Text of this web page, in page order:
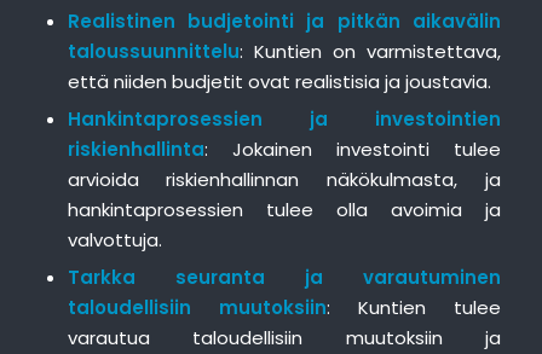
Realistinen budjetointi ja pitkän aikavälin
taloussuunnittelu: Kuntien on varmistettava,
että niiden budjetit ovat realistisia ja joustavia.
Hankintaprosessien ja investointien
riskienhallinta: Jokainen investointi tulee
arvioida riskienhallinnan näkökulmasta, ja
hankintaprosessien tulee olla avoimia ja
valvottuja.
Tarkka seuranta ja varautuminen
taloudellisiin muutoksiin: Kuntien tulee
varautua taloudellisiin muutoksiin ja